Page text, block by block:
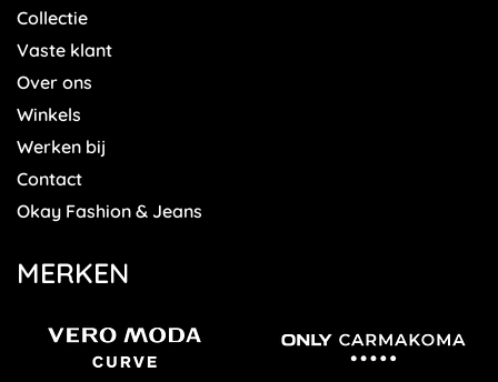
Collectie
Vaste klant
Over ons
Winkels
Werken bij
Contact
Okay Fashion & Jeans
MERKEN